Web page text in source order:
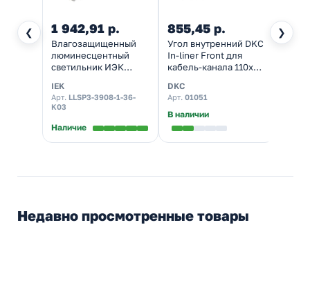
❮ ❯
1 942,91 р.
Влагозащищенный
люминесцентный
светильник ИЭК
1х36Вт IP65
IEK
Арт. LLSP3-3908-1-36-
K03
Наличие
855,45 р.
Угол внутренний DKC
In-liner Front для
кабель-канала 110х50
DKC
Арт. 01051
В наличии
1
Недавно просмотренные товары